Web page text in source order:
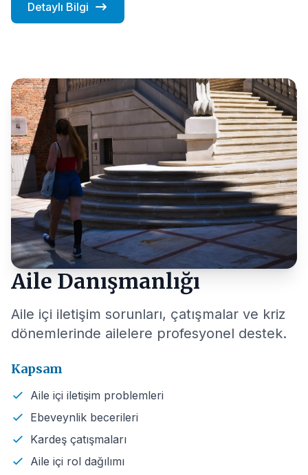
Detaylı Bilgi
Aile Danışmanlığı
Aile içi iletişim sorunları, çatışmalar ve kriz
dönemlerinde ailelere profesyonel destek.
Kapsam
Aile içi iletişim problemleri
Ebeveynlik becerileri
Kardeş çatışmaları
Aile içi rol dağılımı